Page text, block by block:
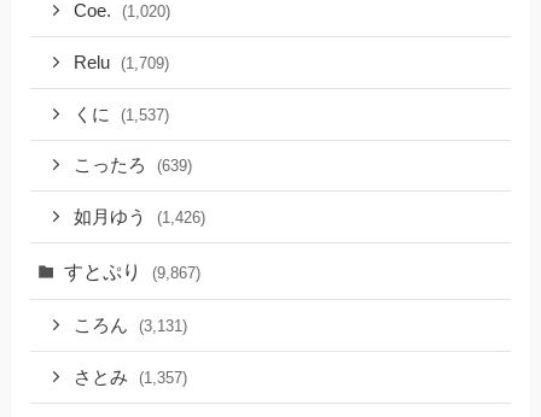
Coe. (1,020)
Relu (1,709)
くに (1,537)
こったろ (639)
如月ゆう (1,426)
すとぷり (9,867)
ころん (3,131)
さとみ (1,357)